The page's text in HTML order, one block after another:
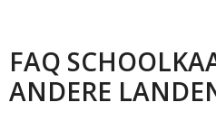
FAQ
ANDERE